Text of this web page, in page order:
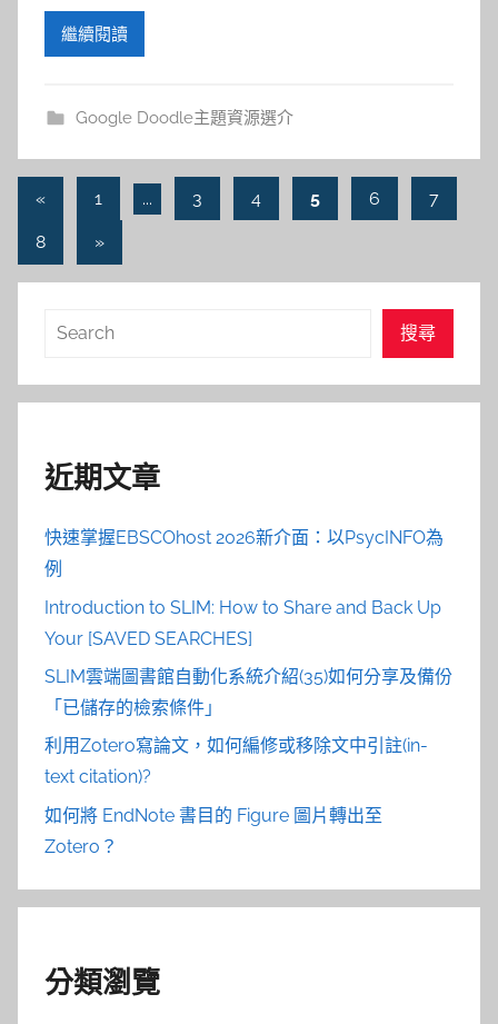
繼續閱讀
Google Doodle主題資源選介
文
章
導
«Previous
1 ... 3 4 5 6 7
8
Next
Posts
»
搜
搜尋
近期文章
快速掌握EBSCOhost 2026新介面：以PsycINFO為
例
Introduction to SLIM: How to Share and Back Up
Your [SAVED SEARCHES]
SLIM雲端圖書館自動化系統介紹(35)如何分享及備份
「已儲存的檢索條件」
利用Zotero寫論文，如何編修或移除文中引註(in-
text citation)?
如何將 EndNote 書目的 Figure 圖片轉出至
Zotero？
分類瀏覽